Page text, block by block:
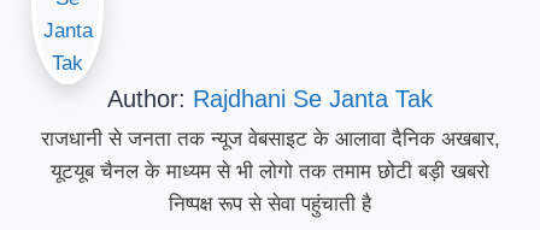
Author: Rajdhani Se Janta Tak
राजधानी से जनता तक न्यूज वेबसाइट के आलावा दैनिक अखबार,
यूटयूब चैनल के माध्यम से भी लोगो तक तमाम छोटी बड़ी खबरो
निष्पक्ष रूप से सेवा पहुंचाती है